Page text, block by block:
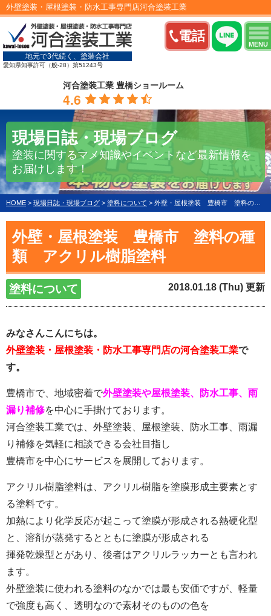
電話
MENU
外壁塗装・屋根塗装・防水工事専門店河合塗装工業
地元で3代続く、塗装会社
愛知県知事許可（般-28）第51243号
河合塗装工業 豊橋ショールーム
4.6
現場日誌・現場ブログ
塗装に関するマメ知識やイベントなど最新情報を
お届けします！
HOME > 現場日誌・現場ブログ > 塗料について > 外壁・屋根塗装 豊橋市 塗料の種類 アクリル樹脂塗料
外壁・屋根塗装 豊橋市 塗料の種
類 アクリル樹脂塗料
塗料について 2018.01.18 (Thu) 更新
みなさんこんにちは。
外壁塗装・屋根塗装・防水工事専門店の河合塗装工業で
す。
豊橋市で、地域密着で外壁塗装や屋根塗装、防水工事、雨
漏り補修を中心に手掛けております。
河合塗装工業では、外壁塗装、屋根塗装、防水工事、雨漏
り補修を気軽に相談できる会社目指し
豊橋市を中心にサービスを展開しております。
アクリル樹脂塗料は、アクリル樹脂を塗膜形成主要素とす
る塗料です。
加熱により化学反応が起こって塗膜が形成される熱硬化型
と、溶剤が蒸発するとともに塗膜が形成される
揮発乾燥型とがあり、後者はアクリルラッカーとも言われ
ます。
外壁塗装に使われる塗料のなかでは最も安価ですが、軽量
で強度も高く、透明なので素材そのものの色を